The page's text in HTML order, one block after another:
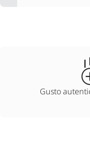
Gusto